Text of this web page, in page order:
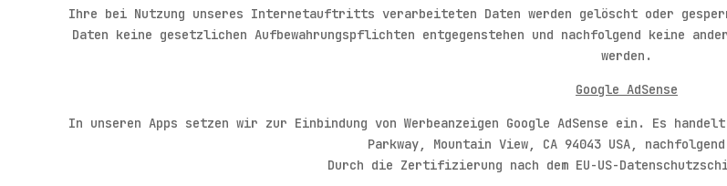
Ihre bei Nutzung unseres Internetauftritts verarbeiteten Daten werden gelöscht oder
Daten keine gesetzlichen Aufbewahrungspflichten entgegenstehen und nachfolgend keine
werden.
Google AdSense
In unseren Apps setzen wir zur Einbindung von Werbeanzeigen Google AdSense ein. Es
Parkway, Mountain View, CA 94043 USA,
Durch die Zertifizierung nach dem EU-US-